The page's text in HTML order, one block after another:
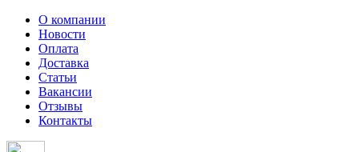
О компании
Новости
Оплата
Доставка
Статьи
Вакансии
Отзывы
Контакты